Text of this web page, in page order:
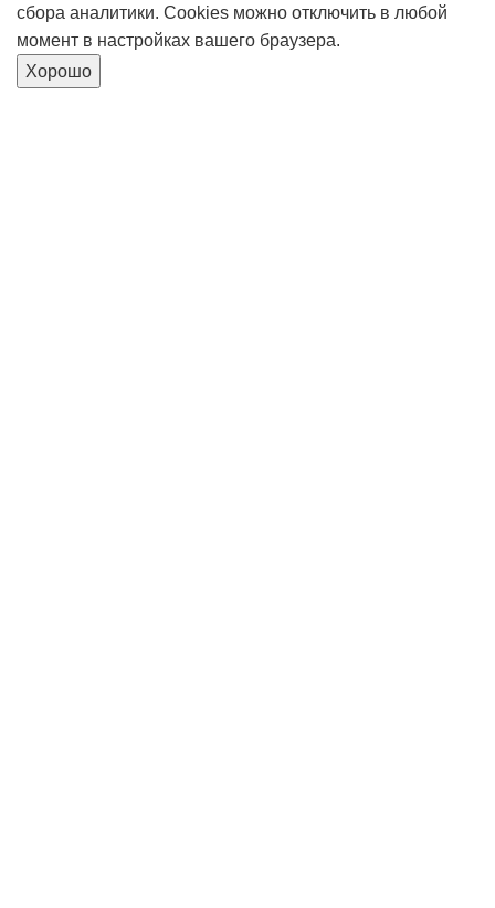
сбора аналитики. Cookies можно отключить в любой
момент в настройках вашего браузера.
Хорошо